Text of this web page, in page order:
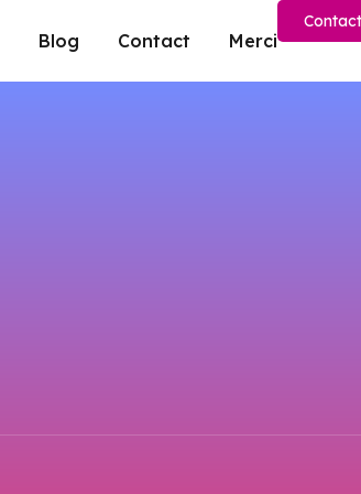
Blog Contact Merci
Contact